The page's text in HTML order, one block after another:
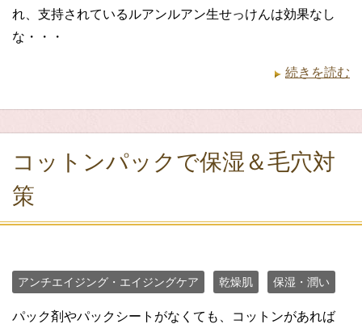
れ、支持されているルアンルアン生せっけんは効果なし
な・・・
続きを読む
コットンパックで保湿＆毛穴対
策
アンチエイジング・エイジングケア 乾燥肌 保湿・潤い
パック剤やパックシートがなくても、コットンがあれば